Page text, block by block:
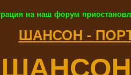
на наш форум
ШАНСОН -
ШАНСОН